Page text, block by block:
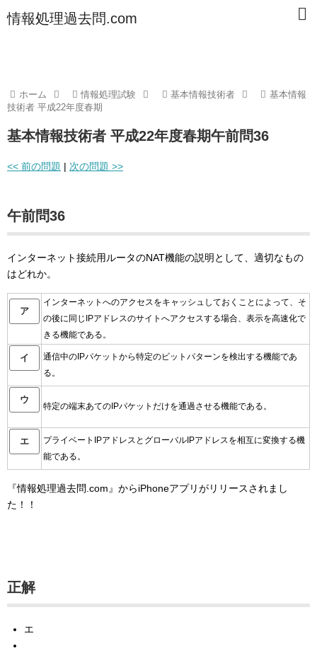
情報処理過去問.com
ホーム 情報処理試験 基本情報技術者
基本情報
技術者 平成22年度春期
基本情報技術者 平成22年度春期午前問36
<< 前の問題 | 次の問題 >>
午前問36
インターネット接続用ルータのNAT機能の説明として、適切なもの
はどれか。
ア
インターネットへのアクセスをキャッシュしておくことによって、そ
の後に同じIPアドレスのサイトへアクセスする場合、表示を高速化で
きる機能である。
イ
通信中のIPパケットから特定のビットパターンを検出する機能であ
る。
ウ
特定の端末あてのIPパケットだけを通過させる機能である。
エ
プライベートIPアドレスとグローバルIPアドレスを相互に変換する機
能である。
『情報処理過去問.com』からiPhoneアプリがリリースされまし
た！！
正解
エ